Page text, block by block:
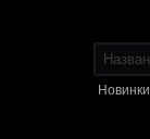
Новинки